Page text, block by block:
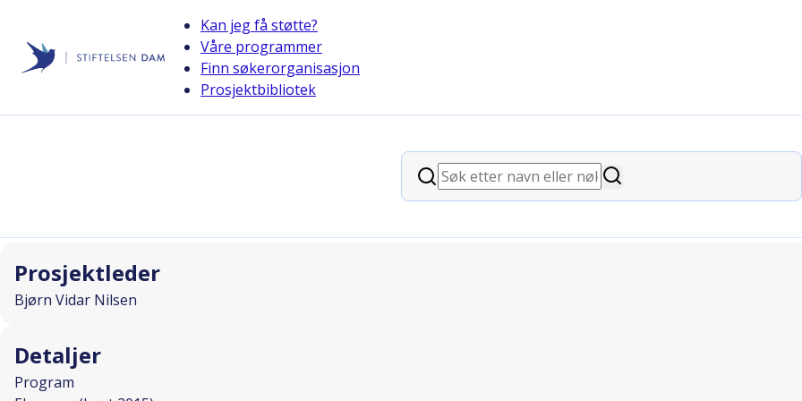
Kan jeg få støtte?
Våre programmer
Finn søkerorganisasjon
Prosjektbibliotek
Søk
Søk
Prosjektleder
Bjørn Vidar Nilsen
Detaljer
Program